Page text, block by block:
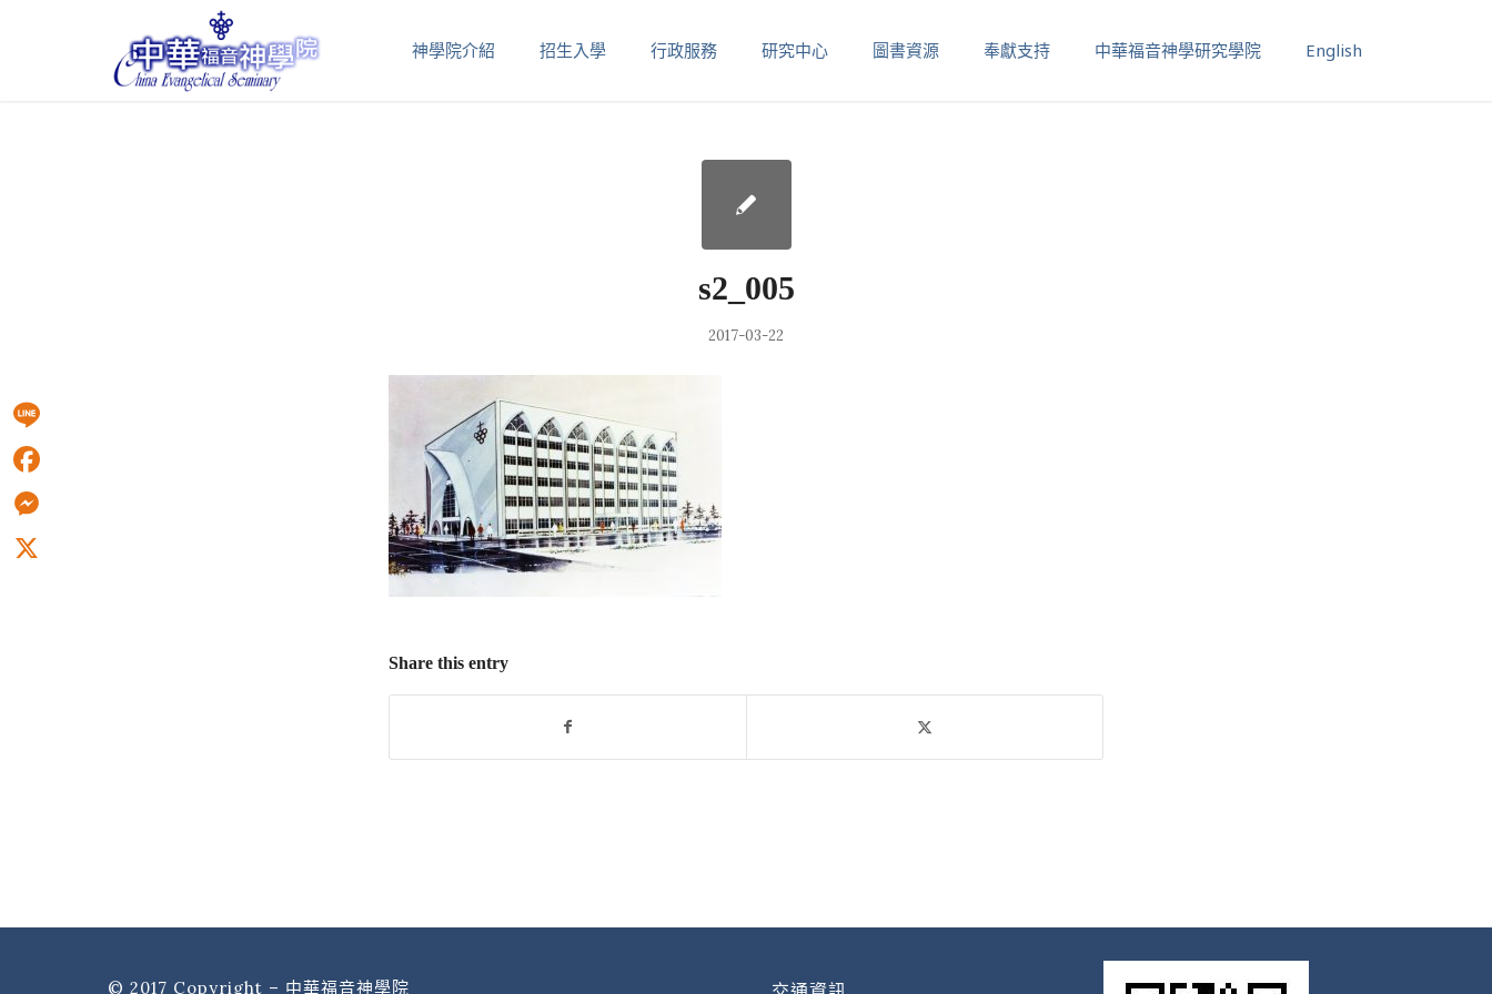
神學院介紹 招生入學 行政服務 研究中心 圖書資源 奉獻支持 中華福音神學研究學院 English
s2_005
2017-03-22
Share this entry
© 2017 Copyright – 中華福音神學院
Line
Facebook
Messenger